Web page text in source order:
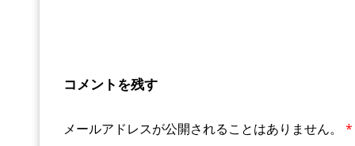
コメントを残す
メールアドレスが公開されることはありません。 *